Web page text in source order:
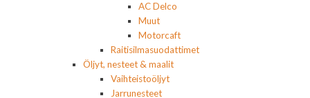
AC Delco
Muut
Motorcaft
Raitisilmasuodattimet
Öljyt, nesteet & maalit
Vaihteistoöljyt
Jarrunesteet